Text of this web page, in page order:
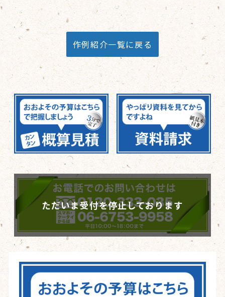
作例紹介一覧に戻る
ただいま受付を停止しております